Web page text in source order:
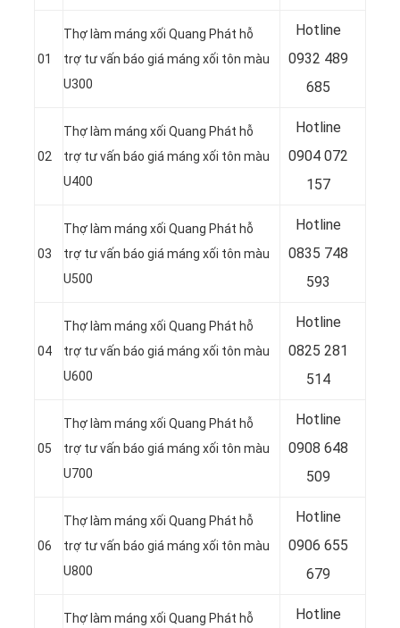
01
Thợ làm máng xối Quang Phát hỗ
trợ tư vấn báo giá máng xối tôn màu
U300
Hotline
0932 489
685
02
Thợ làm máng xối Quang Phát hỗ
trợ tư vấn báo giá máng xối tôn màu
U400
Hotline
0904 072
157
03
Thợ làm máng xối Quang Phát hỗ
trợ tư vấn báo giá máng xối tôn màu
U500
Hotline
0835 748
593
04
Thợ làm máng xối Quang Phát hỗ
trợ tư vấn báo giá máng xối tôn màu
U600
Hotline
0825 281
514
05
Thợ làm máng xối Quang Phát hỗ
trợ tư vấn báo giá máng xối tôn màu
U700
Hotline
0908 648
509
06
Thợ làm máng xối Quang Phát hỗ
trợ tư vấn báo giá máng xối tôn màu
U800
Hotline
0906 655
679
Thợ làm máng xối Quang Phát hỗ
Hotline